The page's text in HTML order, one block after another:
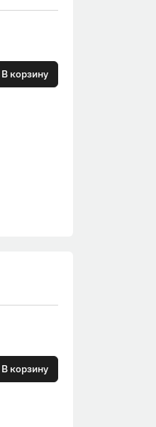
В корзину
В корзину